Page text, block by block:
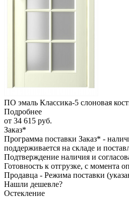
ПО эмаль Классика-5 слоновая
Подробнее
от 34 615 руб.
Заказ*
Программа поставки Заказ* -
поддерживается на складе и
Подтверждение наличия и
Готовность к отгрузке, с момента
Продавца - Режима поставки
Нашли дешевле?
Остекление